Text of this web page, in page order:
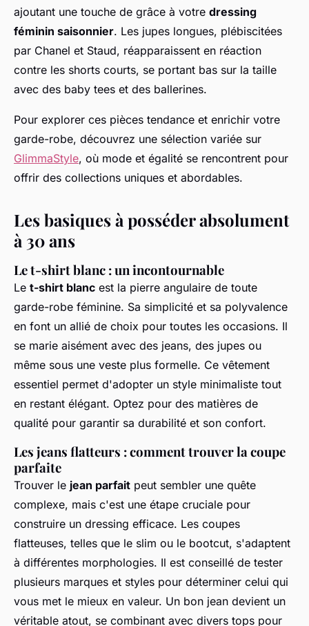
ajoutant une touche de grâce à votre dressing
féminin saisonnier. Les jupes longues, plébiscitées
par Chanel et Staud, réapparaissent en réaction
contre les shorts courts, se portant bas sur la taille
avec des baby tees et des ballerines.
Pour explorer ces pièces tendance et enrichir votre
garde-robe, découvrez une sélection variée sur
GlimmaStyle, où mode et égalité se rencontrent pour
offrir des collections uniques et abordables.
Les basiques à posséder absolument
à 30 ans
Le t-shirt blanc : un incontournable
Le t-shirt blanc est la pierre angulaire de toute
garde-robe féminine. Sa simplicité et sa polyvalence
en font un allié de choix pour toutes les occasions. Il
se marie aisément avec des jeans, des jupes ou
même sous une veste plus formelle. Ce vêtement
essentiel permet d'adopter un style minimaliste tout
en restant élégant. Optez pour des matières de
qualité pour garantir sa durabilité et son confort.
Les jeans flatteurs : comment trouver la coupe
parfaite
Trouver le jean parfait peut sembler une quête
complexe, mais c'est une étape cruciale pour
construire un dressing efficace. Les coupes
flatteuses, telles que le slim ou le bootcut, s'adaptent
à différentes morphologies. Il est conseillé de tester
plusieurs marques et styles pour déterminer celui qui
vous met le mieux en valeur. Un bon jean devient un
véritable atout, se combinant avec divers tops pour